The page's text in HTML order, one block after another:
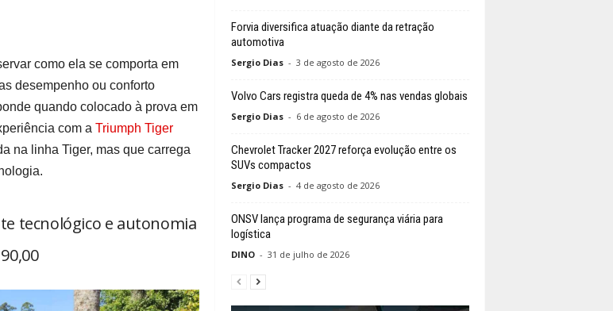
como ela se comporta em
desempenho ou conforto
quando colocado à prova em
com a Triumph Tiger
na linha Tiger, mas que carrega
tecnológico e autonomia
Forvia diversifica atuação diante da retração
automotiva
Sergio Dias - 3 de agosto de 2026
Volvo Cars registra queda de 4% nas vendas globais
Sergio Dias - 6 de agosto de 2026
Chevrolet Tracker 2027 reforça evolução entre os
SUVs compactos
Sergio Dias - 4 de agosto de 2026
ONSV lança programa de segurança viária para
logística
DINO - 31 de julho de 2026